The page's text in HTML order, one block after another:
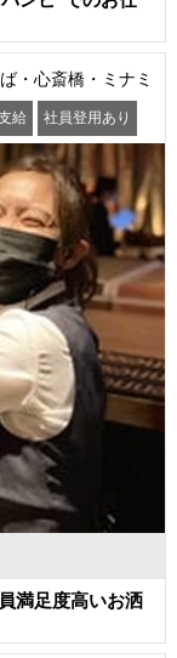
・心斎橋・ミナミ
給 社員登用あり
満足度高いお洒